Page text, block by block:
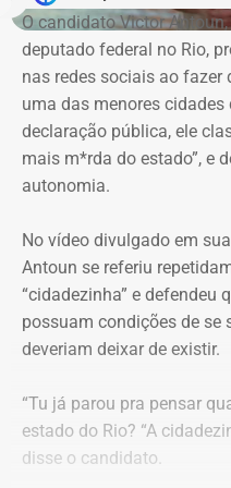
Justiça nega
urgentes
Em 8 de julho, o juiz
a posição do Ministério
interesse público
e à atuação de agentes
ao “legítimo escrutínio da
Democrático de Direito”.
concreta da ilegalidade
imediato de
advogados de defesa.
Moraes, porém, afastou a
violação da cadeia de
ministro, não existem
concretas” que sustentem
também descartou a
comunicações
Além de rejeitar o recurso
ministro do STF votou por
investigados na Operação
que se mantenham as
Gonçalves, ex-assessor
uma penitenciária federal.
O candidato Victor
deputado federal no Rio,
nas redes sociais ao fazer
uma das menores cidades
declaração pública, ele
mais m*rda do estado”, e
autonomia.
No vídeo divulgado em
Antoun se referiu
“cidadezinha” e defendeu
possuam condições de se
deveriam deixar de existir.
“Tu já parou pra pensar
estado do Rio? “A
disse o candidato.